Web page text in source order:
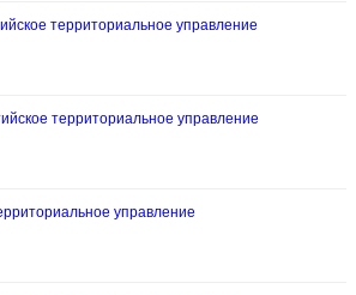
территориальное управление
территориальное управление
управление